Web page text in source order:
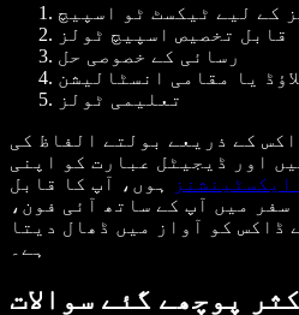
کے لیے ٹیکسٹ ٹو اسپیچ
قابل تخصیص اسپیچ ٹولز
رسائی کے خصوصی حل
یا مقامی انسٹالیشن
تعلیمی ٹولز
کے ذریعے بولتے الفاظ کی
اور ڈیجیٹل عبارت کو اپنی
ایکسٹینشنز
ہوں، آپ کا قابل
سفر میں آپ کے ساتھ آئی فون،
ڈاکس کو آواز میں ڈھال دیتا
ہے۔
پوچھے گئے سوالات